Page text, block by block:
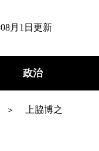
月1日更新
政治
上脇博之